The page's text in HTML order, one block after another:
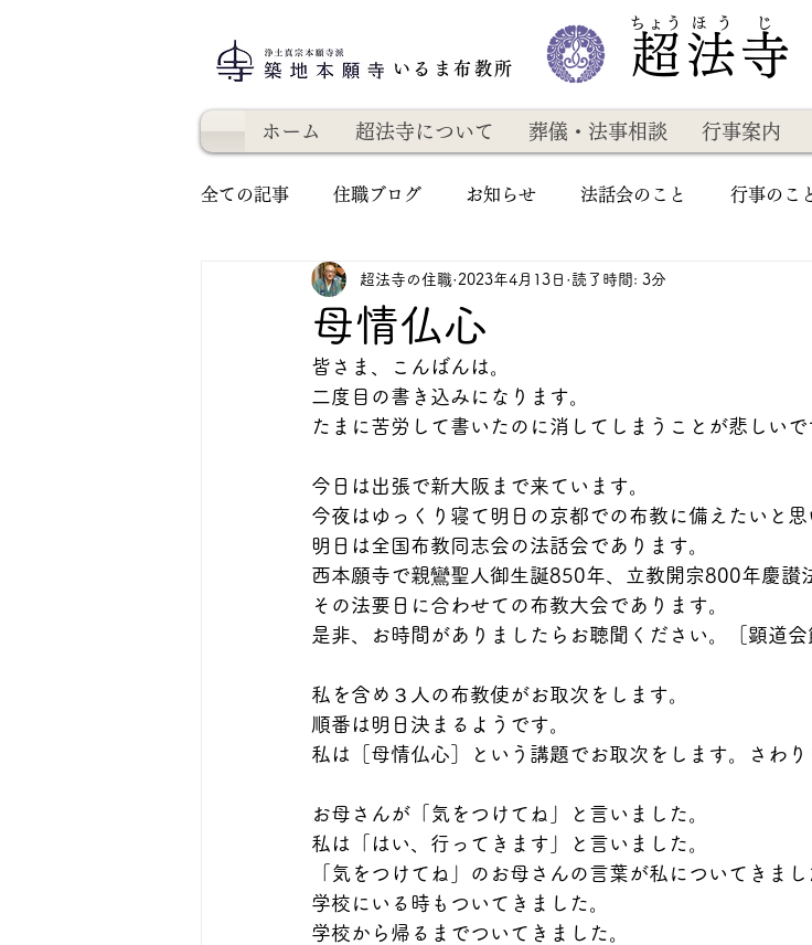
いるま布教所 超法寺
​ちょう ほ う じ
ホーム 超法寺について 葬儀・法事相談 行事案内
全ての記事 住職ブログ お知らせ 法話会のこと 行事のこ
母情仏心
超法寺の住職 2023年4月13日 読了時間: 3分
皆さま、こんばんは。
二度目の書き込みになります。
たまに苦労して書いたのに消してしまうことが悲しいで
今日は出張で新大阪まで来ています。
今夜はゆっくり寝て明日の京都での布教に備えたいと思
明日は全国布教同志会の法話会であります。
西本願寺で親鸞聖人御生誕850年、立教開宗800年慶讃
その法要日に合わせての布教大会であります。
是非、お時間がありましたらお聴聞ください。［顕道
私を含め３人の布教使がお取次をします。
順番は明日決まるようです。
私は［母情仏心］という講題でお取次をします。さわり
お母さんが「気をつけてね」と言いました。
私は「はい、行ってきます」と言いました。
「気をつけてね」のお母さんの言葉が私についてきまし
学校にいる時もついてきました。
学校から帰るまでついてきました。